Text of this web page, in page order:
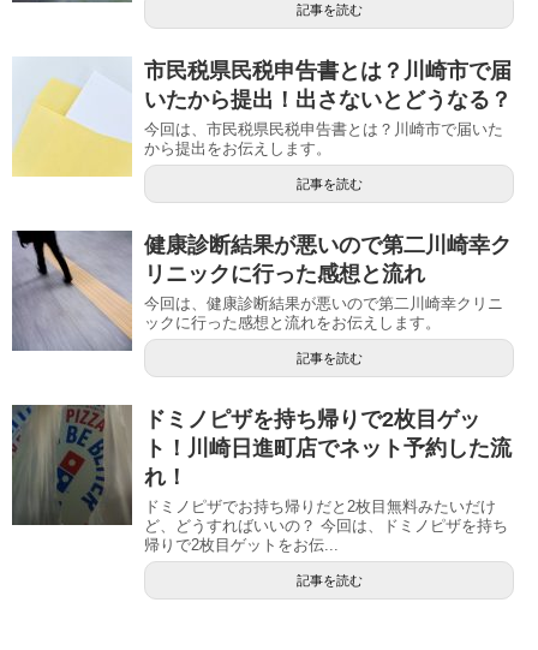
記事を読む
市民税県民税申告書とは？川崎市で届
いたから提出！出さないとどうなる？
今回は、市民税県民税申告書とは？川崎市で届いた
から提出をお伝えします。
記事を読む
健康診断結果が悪いので第二川崎幸ク
リニックに行った感想と流れ
今回は、健康診断結果が悪いので第二川崎幸クリニ
ックに行った感想と流れをお伝えします。
記事を読む
ドミノピザを持ち帰りで2枚目ゲッ
ト！川崎日進町店でネット予約した流
れ！
ドミノピザでお持ち帰りだと2枚目無料みたいだけ
ど、どうすればいいの？ 今回は、ドミノピザを持ち
帰りで2枚目ゲットをお伝...
記事を読む